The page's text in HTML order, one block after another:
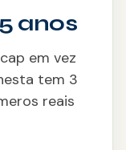
anos
em vez
tem 3
reais